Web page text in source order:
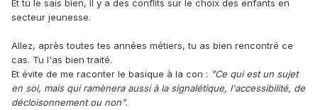
Et tu le sais bien, il y a des conflits sur le choix des enfants en
secteur jeunesse.
Allez, après toutes tes années métiers, tu as bien rencontré ce
cas. Tu l'as bien traité.
Et évite de me raconter le basique à la con : "Ce qui est un sujet
en soi, mais qui ramènera aussi à la signalétique, l'accessibilité, de
décloisonnement ou non".